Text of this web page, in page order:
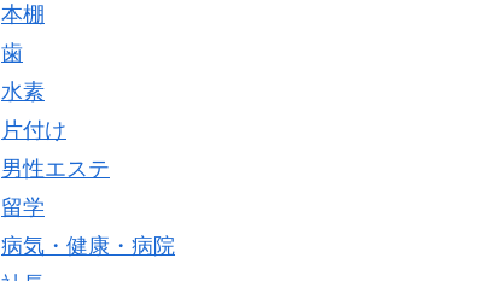
本棚
歯
水素
片付け
男性エステ
留学
病気・健康・病院